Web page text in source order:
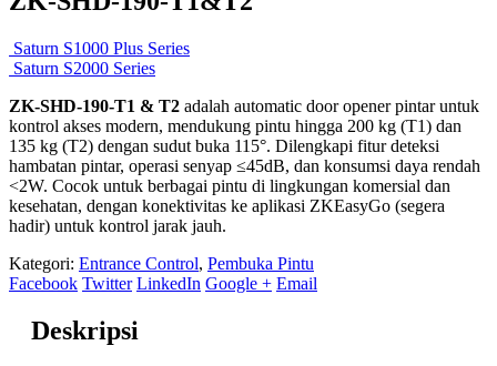
Saturn S1000 Plus Series
Saturn S2000 Series
ZK-SHD-190-T1 & T2 adalah automatic door opener pintar untuk
kontrol akses modern, mendukung pintu hingga 200 kg (T1) dan
135 kg (T2) dengan sudut buka 115°. Dilengkapi fitur deteksi
hambatan pintar, operasi senyap ≤45dB, dan konsumsi daya rendah
<2W. Cocok untuk berbagai pintu di lingkungan komersial dan
kesehatan, dengan konektivitas ke aplikasi ZKEasyGo (segera
hadir) untuk kontrol jarak jauh.
Kategori: Entrance Control, Pembuka Pintu
Facebook Twitter LinkedIn Google + Email
Deskripsi